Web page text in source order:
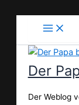
Der
Der Weblog